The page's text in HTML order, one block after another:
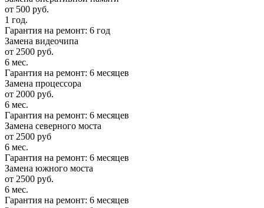
от 500 руб.
1 год.
Гарантия на ремонт: 6 год
Замена видеочипа
от 2500 руб.
6 мес.
Гарантия на ремонт: 6 месяцев
Замена процессора
от 2000 руб.
6 мес.
Гарантия на ремонт: 6 месяцев
Замена северного моста
от 2500 руб
6 мес.
Гарантия на ремонт: 6 месяцев
Замена южного моста
от 2500 руб.
6 мес.
Гарантия на ремонт: 6 месяцев